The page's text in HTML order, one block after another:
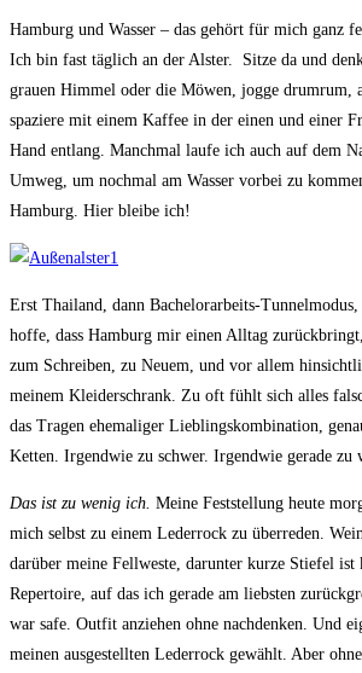
Hamburg und Wasser – das gehört für mich ganz
Ich bin fast täglich an der Alster. Sitze da und
grauen Himmel oder die Möwen, jogge drumrum,
spaziere mit einem Kaffee in der einen und einer
Hand entlang. Manchmal laufe ich auch auf dem
Umweg, um nochmal am Wasser vorbei zu
Hamburg. Hier bleibe ich!
Erst Thailand, dann Bachelorarbeits-
hoffe, dass Hamburg mir einen Alltag
zum Schreiben, zu Neuem, und vor allem
meinem Kleiderschrank. Zu oft fühlt sich alles
das Tragen ehemaliger Lieblingskombination,
Ketten. Irgendwie zu schwer. Irgendwie gerade zu
Das ist zu wenig ich. Meine Feststellung heute
mich selbst zu einem Lederrock zu überreden.
darüber meine Fellweste, darunter kurze Stiefel ist
Repertoire, auf das ich gerade am liebsten
war safe. Outfit anziehen ohne nachdenken. Und
meinen ausgestellten Lederrock gewählt. Aber